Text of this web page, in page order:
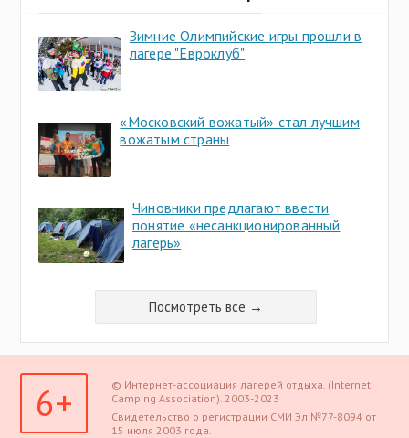
Зимние Олимпийские игры прошли в
лагере "Евроклуб"
«Московский вожатый» стал лучшим
вожатым страны
Чиновники предлагают ввести
понятие «несанкционированный
лагерь»
Посмотреть все →
6+
© Интернет-ассоциация лагерей отдыха. (Internet
Camping Association). 2003-2023
Свидетельство о регистрации СМИ Эл №77-8094 от
15 июля 2003 года.